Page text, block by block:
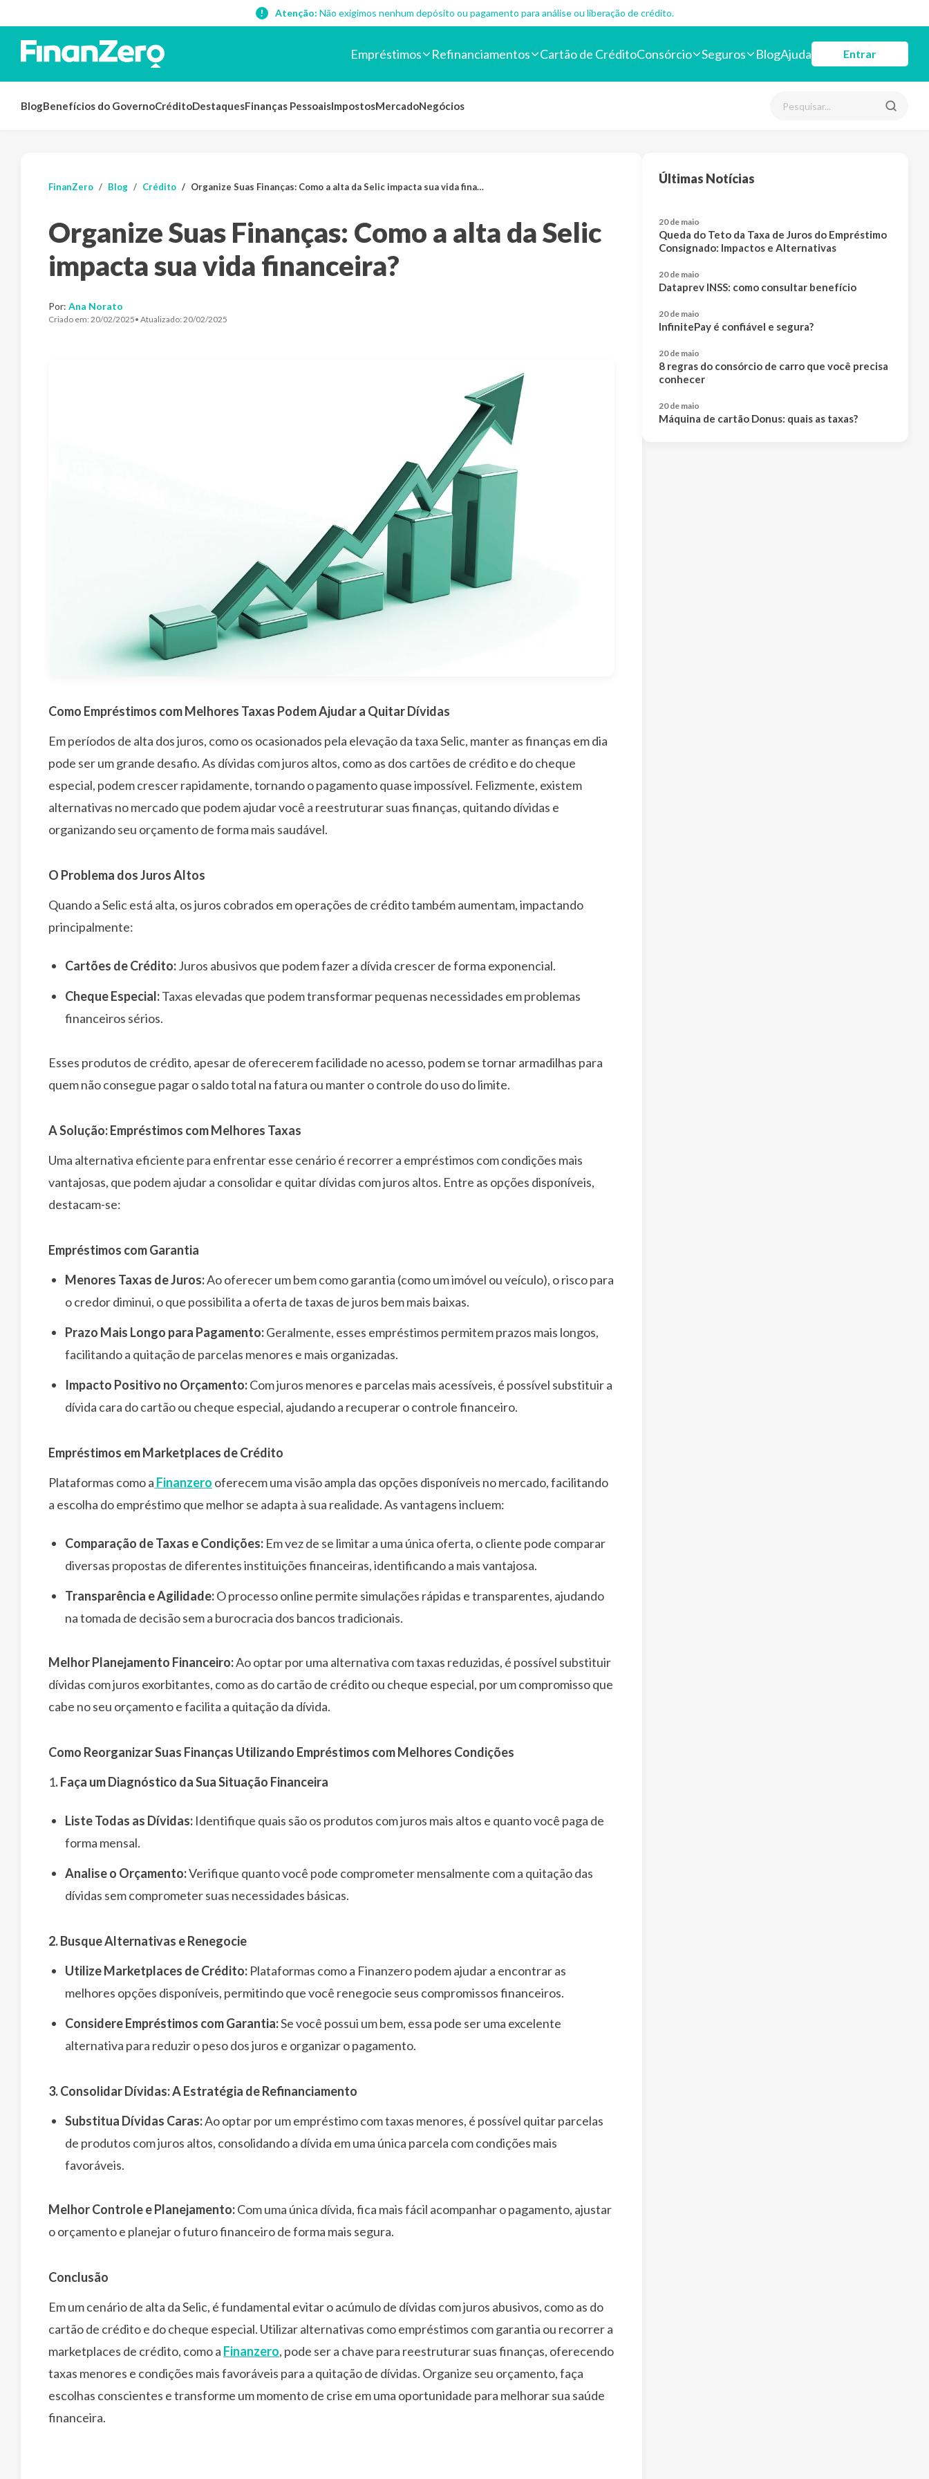
Atenção: Não exigimos nenhum depósito ou pagamento para análise ou liberação de crédito.
Empréstimos Refinanciamentos Cartão de CréditoConsórcio Seguros BlogAjuda Entrar
BlogBenefícios do GovernoCréditoDestaquesFinanças PessoaisImpostosMercadoNegócios
FinanZero Blog Crédito Organize Suas Finanças: Como a alta da Selic impacta sua vida financeira?
Organize Suas Finanças: Como a alta da Selic
impacta sua vida financeira?
Por: Ana Norato
Criado em: 20/02/2025• Atualizado: 20/02/2025
Como Empréstimos com Melhores Taxas Podem Ajudar a Quitar Dívidas
Em períodos de alta dos juros, como os ocasionados pela elevação da taxa Selic, manter as finanças em dia
pode ser um grande desafio. As dívidas com juros altos, como as dos cartões de crédito e do cheque
especial, podem crescer rapidamente, tornando o pagamento quase impossível. Felizmente, existem
alternativas no mercado que podem ajudar você a reestruturar suas finanças, quitando dívidas e
organizando seu orçamento de forma mais saudável.
O Problema dos Juros Altos
Quando a Selic está alta, os juros cobrados em operações de crédito também aumentam, impactando
principalmente:
Cartões de Crédito:Juros abusivos que podem fazer a dívida crescer de forma exponencial.
Cheque Especial:Taxas elevadas que podem transformar pequenas necessidades em problemas
financeiros sérios.
Esses produtos de crédito, apesar de oferecerem facilidade no acesso, podem se tornar armadilhas para
quem não consegue pagar o saldo total na fatura ou manter o controle do uso do limite.
A Solução: Empréstimos com Melhores Taxas
Uma alternativa eficiente para enfrentar esse cenário é recorrer a empréstimos com condições mais
vantajosas, que podem ajudar a consolidar e quitar dívidas com juros altos. Entre as opções disponíveis,
destacam-se:
Empréstimos com Garantia
Menores Taxas de Juros:Ao oferecer um bem como garantia (como um imóvel ou veículo), o risco para
o credor diminui, o que possibilita a oferta de taxas de juros bem mais baixas.
Prazo Mais Longo para Pagamento:Geralmente, esses empréstimos permitem prazos mais longos,
facilitando a quitação de parcelas menores e mais organizadas.
Impacto Positivo no Orçamento:Com juros menores e parcelas mais acessíveis, é possível substituir a
dívida cara do cartão ou cheque especial, ajudando a recuperar o controle financeiro.
Empréstimos em Marketplaces de Crédito
Plataformas como a Finanzero oferecem uma visão ampla das opções disponíveis no mercado, facilitando
a escolha do empréstimo que melhor se adapta à sua realidade. As vantagens incluem:
Comparação de Taxas e Condições: Em vez de se limitar a uma única oferta, o cliente pode comparar
diversas propostas de diferentes instituições financeiras, identificando a mais vantajosa.
Transparência e Agilidade:O processo online permite simulações rápidas e transparentes, ajudando
na tomada de decisão sem a burocracia dos bancos tradicionais.
Melhor Planejamento Financeiro:Ao optar por uma alternativa com taxas reduzidas, é possível substituir
dívidas com juros exorbitantes, como as do cartão de crédito ou cheque especial, por um compromisso que
cabe no seu orçamento e facilita a quitação da dívida.
Como Reorganizar Suas Finanças Utilizando Empréstimos com Melhores Condições
1. Faça um Diagnóstico da Sua Situação Financeira
Liste Todas as Dívidas: Identifique quais são os produtos com juros mais altos e quanto você paga de
forma mensal.
Analise o Orçamento:Verifique quanto você pode comprometer mensalmente com a quitação das
dívidas sem comprometer suas necessidades básicas.
2. Busque Alternativas e Renegocie
Utilize Marketplaces de Crédito: Plataformas como a Finanzero podem ajudar a encontrar as
melhores opções disponíveis, permitindo que você renegocie seus compromissos financeiros.
Considere Empréstimos com Garantia:Se você possui um bem, essa pode ser uma excelente
alternativa para reduzir o peso dos juros e organizar o pagamento.
3. Consolidar Dívidas: A Estratégia de Refinanciamento
Substitua Dívidas Caras:Ao optar por um empréstimo com taxas menores, é possível quitar parcelas
de produtos com juros altos, consolidando a dívida em uma única parcela com condições mais
favoráveis.
Melhor Controle e Planejamento:Com uma única dívida, fica mais fácil acompanhar o pagamento, ajustar
o orçamento e planejar o futuro financeiro de forma mais segura.
Conclusão
Em um cenário de alta da Selic, é fundamental evitar o acúmulo de dívidas com juros abusivos, como as do
cartão de crédito e do cheque especial. Utilizar alternativas como empréstimos com garantia ou recorrer a
marketplaces de crédito, como a Finanzero, pode ser a chave para reestruturar suas finanças, oferecendo
taxas menores e condições mais favoráveis para a quitação de dívidas. Organize seu orçamento, faça
escolhas conscientes e transforme um momento de crise em uma oportunidade para melhorar sua saúde
financeira.
Últimas Notícias
20 de maio
Queda do Teto da Taxa de Juros do Empréstimo
Consignado: Impactos e Alternativas
20 de maio
Dataprev INSS: como consultar benefício
20 de maio
InfinitePay é confiável e segura?
20 de maio
8 regras do consórcio de carro que você precisa
conhecer
20 de maio
Máquina de cartão Donus: quais as taxas?